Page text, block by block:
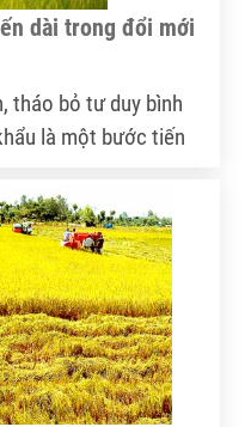
dài trong đổi mới
tháo bỏ tư duy bình
là một bước tiến